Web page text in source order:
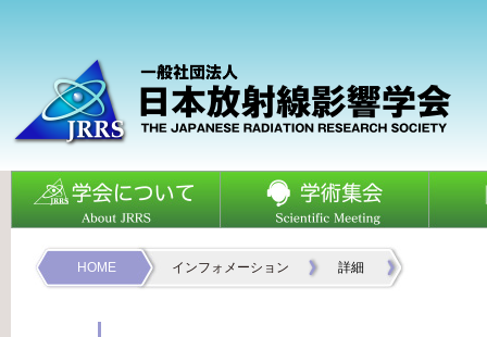
HOME インフォメーション 詳細